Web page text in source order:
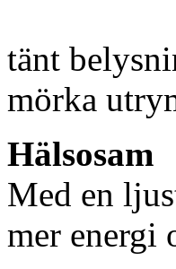
tänt
mörka
Hälsosam
Med en
mer energi